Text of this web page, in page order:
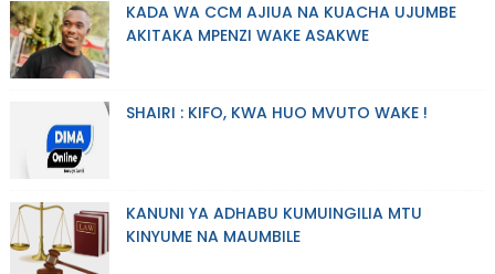
KADA WA CCM AJIUA NA KUACHA UJUMBE
AKITAKA MPENZI WAKE ASAKWE
SHAIRI : KIFO, KWA HUO MVUTO WAKE !
KANUNI YA ADHABU KUMUINGILIA MTU
KINYUME NA MAUMBILE